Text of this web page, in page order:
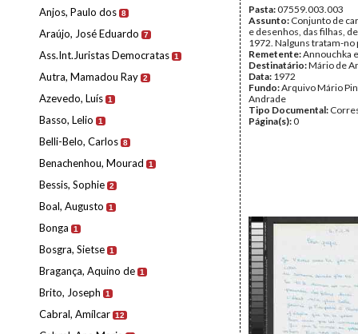
Anjos, Paulo dos 8
Araújo, José Eduardo 7
Ass.Int.Juristas Democratas 1
Autra, Mamadou Ray 2
Azevedo, Luís 1
Basso, Lelio 1
Belli-Belo, Carlos 8
Benachenhou, Mourad 1
Bessis, Sophie 2
Boal, Augusto 1
Bonga 1
Bosgra, Sietse 1
Bragança, Aquino de 1
Brito, Joseph 1
Cabral, Amílcar 12
Pasta:07559.003.003
Assunto: Conjunto de
e desenhos, das filhas,
1972. Nalguns tratam-no
Remetente:Annouchka
Destinatário:Mário de
Data: 1972
Fundo:Arquivo Mário
Andrade
Tipo Documental:
Página(s):0